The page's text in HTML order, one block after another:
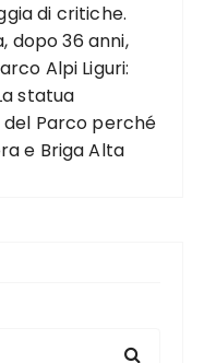
di critiche.
dopo 36 anni,
Alpi Liguri:
statua
Parco perché
e Briga Alta